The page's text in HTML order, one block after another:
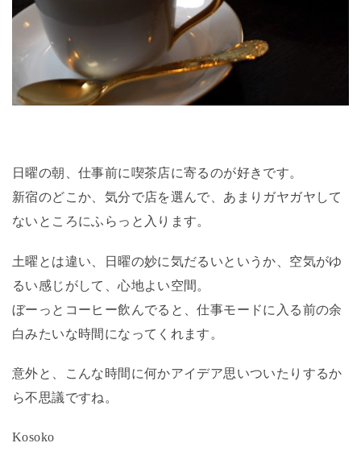
日曜の朝、仕事前に喫茶店に寄るのが好きです。
新宿のどこか、気分で店を選んで、あまりガヤガヤして
ないところにふらっと入ります。
土曜とは違い、日曜の妙に気だるいというか、空気がゆ
るい感じがして、心地よい空間。
ぼーっとコーヒー飲んでると、仕事モードに入る前の余
白みたいな時間になってくれます。
意外と、こんな時間に何かアイデア思いついたりするか
ら不思議ですね。
Kosoko